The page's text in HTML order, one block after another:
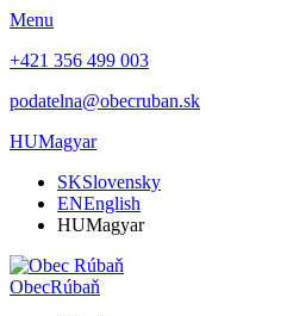
Menu
+421 356 499 003
podatelna@obecruban.sk
HUMagyar
SKSlovensky
ENEnglish
HUMagyar
ObecRúbaň